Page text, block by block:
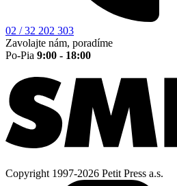
02 / 32 202 303
Zavolajte nám, poradíme
Po-Pia 9:00 - 18:00
Copyright 1997-2026 Petit Press a.s.